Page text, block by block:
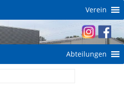
Verein
Abteilungen